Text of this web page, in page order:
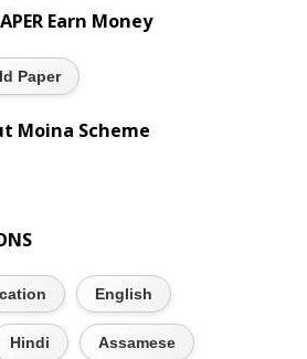
Earn Money
Paper
Moina Scheme
English
Hindi Assamese